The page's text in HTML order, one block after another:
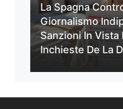
La Spagna
Giornalismo
Sanzioni In Vista
Inchieste De La